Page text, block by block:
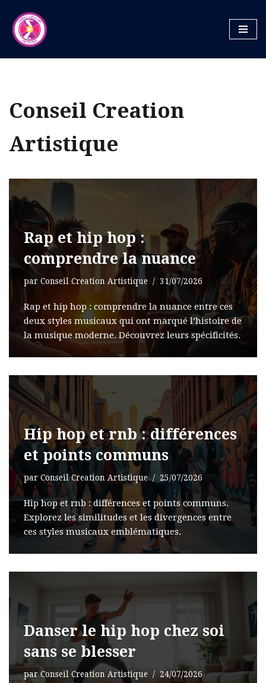
Aller
au
contenu
Conseil Creation
Artistique
Rap et hip hop :
comprendre la nuance
par Conseil Creation Artistique 31/07/2026
Rap et hip hop : comprendre la nuance entre ces
deux styles musicaux qui ont marqué l’histoire de
la musique moderne. Découvrez leurs spécificités.
Hip hop et rnb : différences
et points communs
par Conseil Creation Artistique 25/07/2026
Hip hop et rnb : différences et points communs.
Explorez les similitudes et les divergences entre
ces styles musicaux emblématiques.
Danser le hip hop chez soi
sans se blesser
parConseil Creation Artistique 24/07/2026